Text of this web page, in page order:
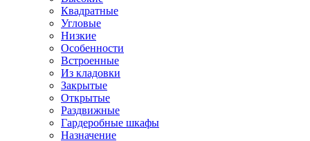
Квадратные
Угловые
Низкие
Особенности
Встроенные
Из кладовки
Закрытые
Открытые
Раздвижные
Гардеробные шкафы
Назначение